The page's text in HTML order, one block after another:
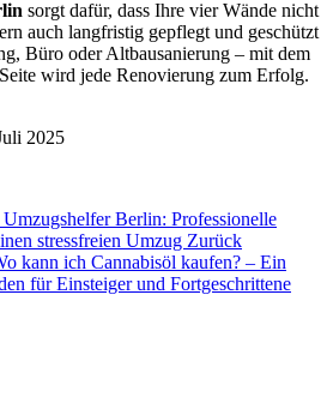
sorgt dafür, dass Ihre vier Wände nicht
auch langfristig gepflegt und geschützt
Büro oder Altbausanierung – mit dem
wird jede Renovierung zum Erfolg.
2025
Berlin: Professionelle
stressfreien Umzug Zurück
kann ich Cannabisöl kaufen? – Ein
für Einsteiger und Fortgeschrittene